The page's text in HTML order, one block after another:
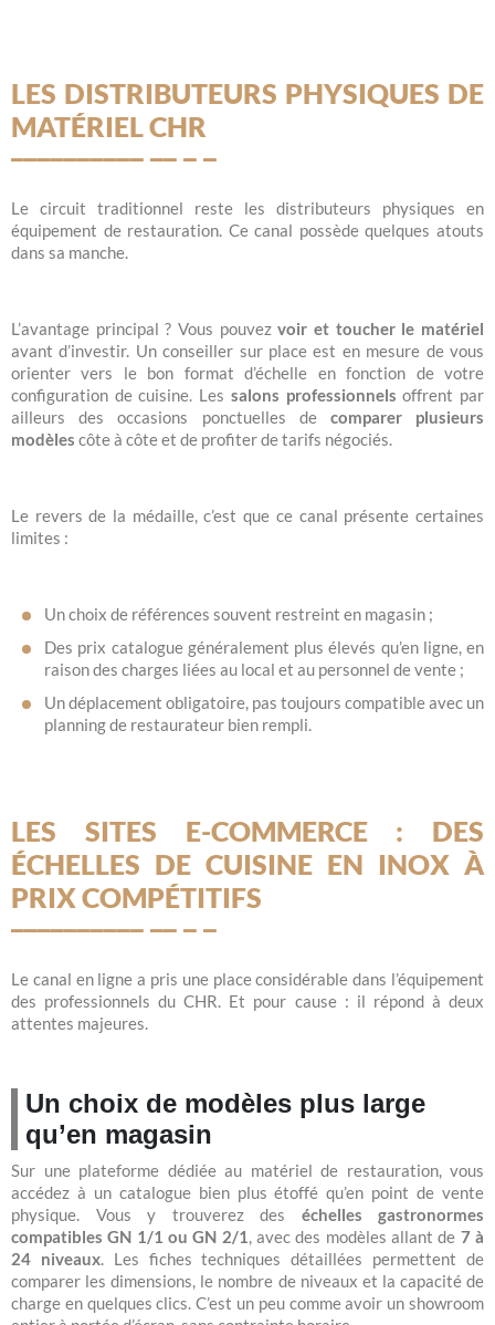
LES DISTRIBUTEURS PHYSIQUES DE
MATÉRIEL CHR
Le circuit traditionnel reste les distributeurs physiques en
équipement de restauration. Ce canal possède quelques atouts
dans sa manche.
L’avantage principal ? Vous pouvezvoir et toucher le matériel
avant d’investir. Un conseiller sur place est en mesure de vous
orienter vers le bon format d’échelle en fonction de votre
configuration de cuisine. Les salons professionnels offrent par
ailleurs des occasions ponctuelles de comparer plusieurs
modèles côte à côte et de profiter de tarifs négociés.
Le revers de la médaille, c’est que ce canal présente certaines
limites :
Un choix de références souvent restreint en magasin ;
Des prix catalogue généralement plus élevés qu’en ligne, en
raison des charges liées au local et au personnel de vente ;
Un déplacement obligatoire, pas toujours compatible avec un
planning de restaurateur bien rempli.
LES SITES E-COMMERCE : DES
ÉCHELLES DE CUISINE EN INOX À
PRIX COMPÉTITIFS
Le canal en ligne a pris une place considérable dans l’équipement
des professionnels du CHR. Et pour cause : il répond à deux
attentes majeures.
Un choix de modèles plus large
qu’en magasin
Sur une plateforme dédiée au matériel de restauration, vous
accédez à un catalogue bien plus étoffé qu’en point de vente
physique. Vous y trouverez des échelles gastronormes
compatibles GN 1/1 ou GN 2/1, avec des modèles allant de 7 à
24 niveaux. Les fiches techniques détaillées permettent de
comparer les dimensions, le nombre de niveaux et la capacité de
charge en quelques clics. C’est un peu comme avoir un showroom